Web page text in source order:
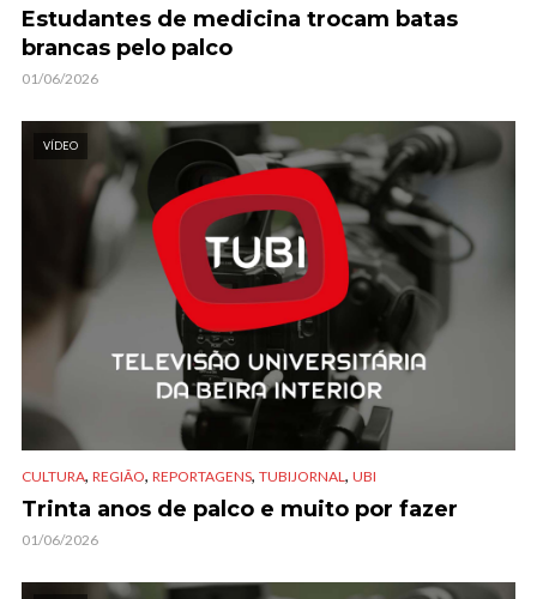
Estudantes de medicina trocam batas
brancas pelo palco
01/06/2026
VÍDEO
CULTURA, REGIÃO, REPORTAGENS, TUBIJORNAL, UBI
Trinta anos de palco e muito por fazer
01/06/2026